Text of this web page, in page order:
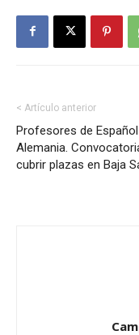
< Artículo anterior
Profesores de
Alemania.
cubrir plazas en Baja